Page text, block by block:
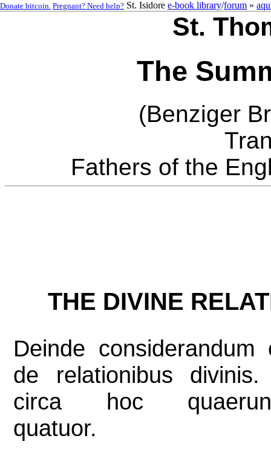
St.
The
(Benziger
Fathers of the
THE DIVINE
Deinde considerandum
de relationibus
circa hoc
quatuor.
Donate bitcoin. Pregnant? Need help? St. Isidore e-book library/forum »